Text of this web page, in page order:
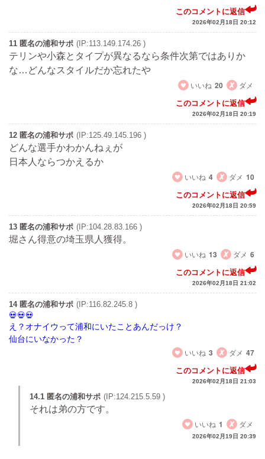
このコメントに返信
2026年02月18日 20:12
11 匿名の浦和サポ (IP:113.149.174.26 )
テリンや小森とタイプが異なるなら条件次第ではありか
な…どんなスタイルだか忘れたや
いいね 20 ダメ
このコメントに返信
2026年02月18日 20:19
12 匿名の浦和サポ (IP:125.49.145.196 )
どんな選手かわかんねぇが
日本人ならつかえるか
いいね 4 ダメ 10
このコメントに返信
2026年02月18日 20:59
13 匿名の浦和サポ (IP:104.28.83.166 )
堀さん得意の埼玉県人獲得。
いいね 13 ダメ 6
このコメントに返信
2026年02月18日 21:02
14 匿名の浦和サポ (IP:116.82.245.8 )
え？オナイウって浦和にいたことあんだっけ？
仙台にいなかった？
いいね 3 ダメ 47
このコメントに返信
2026年02月18日 21:03
14.1 匿名の浦和サポ (IP:124.215.5.59 )
それは弟の方です。
いいね 1 ダメ
2026年02月19日 20:39